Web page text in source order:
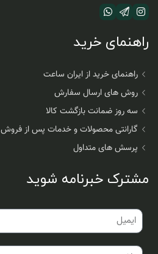
راهنمای خرید
راهنمای خرید از ایران ساعت
روش های ارسال سفارش
سه روز ضمانت بازگشت کالا
گارانتی محصولات و خدمات پس از فروش
پرسش های متداول
مشترک خبرنامه شوید